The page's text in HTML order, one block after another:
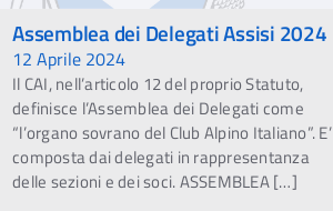
Assemblea dei Delegati Assisi 2024
12 Aprile 2024
Il CAI, nell’articolo 12 del proprio Statuto,
definisce l’Assemblea dei Delegati come
“l’organo sovrano del Club Alpino Italiano”. E’
composta dai delegati in rappresentanza
delle sezioni e dei soci. ASSEMBLEA […]